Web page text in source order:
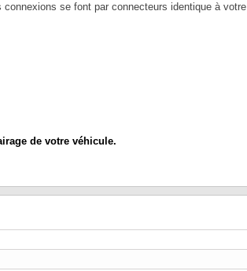
se font par connecteurs identique à votre
de votre véhicule.